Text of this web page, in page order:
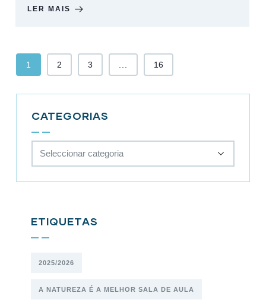
LER MAIS
1 2 3 ... 16
CATEGORIAS
ETIQUETAS
2025/2026
A NATUREZA É A MELHOR SALA DE AULA